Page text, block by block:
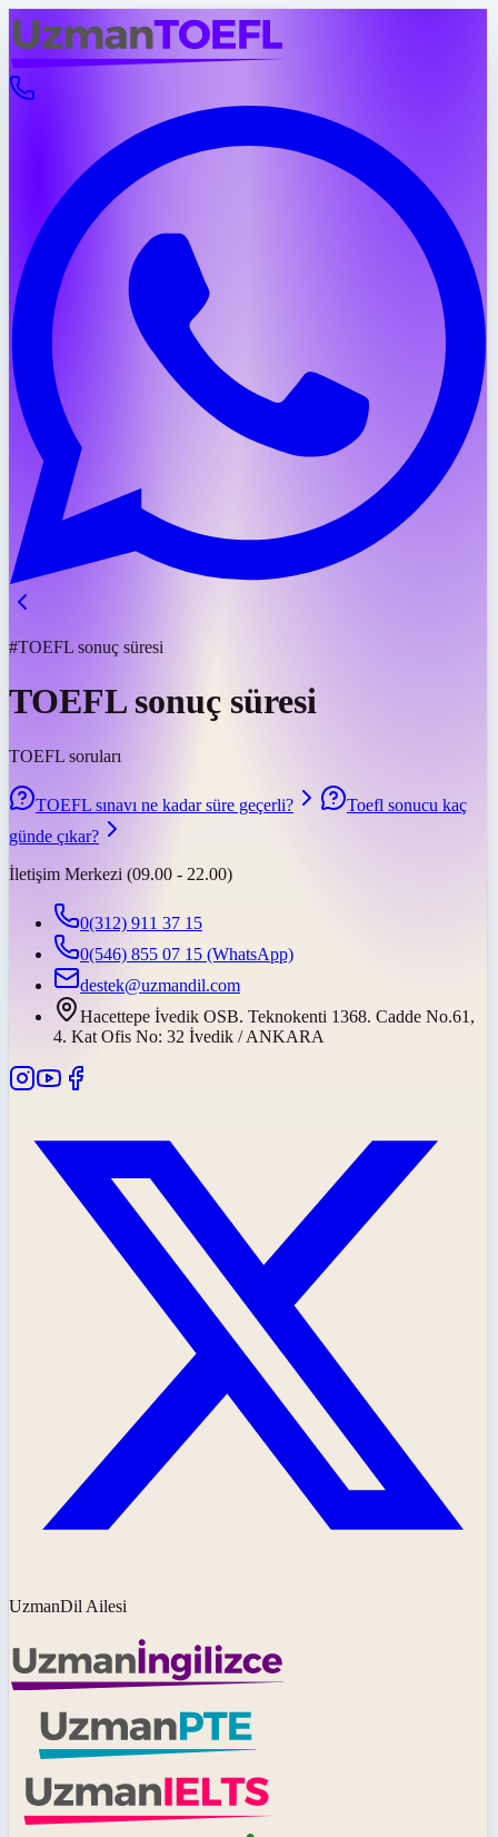
#TOEFL sonuç süresi
TOEFL sonuç süresi
TOEFL soruları
TOEFL sınavı ne kadar süre geçerli?
Toefl sonucu kaç
günde çıkar?
İletişim Merkezi (09.00 - 22.00)
0(312) 911 37 15
0(546) 855 07 15 (WhatsApp)
destek@uzmandil.com
Hacettepe İvedik OSB. Teknokenti 1368. Cadde No.61,
4. Kat Ofis No: 32 İvedik / ANKARA
UzmanDil Ailesi